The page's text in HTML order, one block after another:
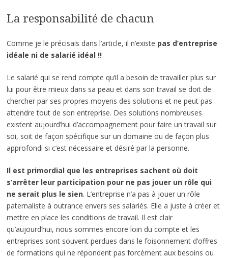
La responsabilité de chacun
Comme je le précisais dans l’article, il n’existe pas d’entreprise
idéale ni de salarié idéal !!
Le salarié qui se rend compte qu’il a besoin de travailler plus sur
lui pour être mieux dans sa peau et dans son travail se doit de
chercher par ses propres moyens des solutions et ne peut pas
attendre tout de son entreprise. Des solutions nombreuses
existent aujourd’hui d’accompagnement pour faire un travail sur
soi, soit de façon spécifique sur un domaine ou de façon plus
approfondi si c’est nécessaire et désiré par la personne.
Il est primordial que les entreprises sachent où doit
s’arrêter leur participation pour ne pas jouer un rôle qui
ne serait plus le sien. L’entreprise n’a pas à jouer un rôle
paternaliste à outrance envers ses salariés. Elle a juste à créer et
mettre en place les conditions de travail. Il est clair
qu’aujourd’hui, nous sommes encore loin du compte et les
entreprises sont souvent perdues dans le foisonnement d’offres
de formations qui ne répondent pas forcément aux besoins ou